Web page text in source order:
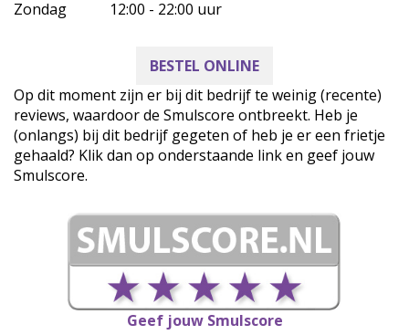
Zondag 12:00 - 22:00 uur
BESTEL ONLINE
Op dit moment zijn er bij dit bedrijf te weinig (recente)
reviews, waardoor de Smulscore ontbreekt. Heb je
(onlangs) bij dit bedrijf gegeten of heb je er een frietje
gehaald? Klik dan op onderstaande link en geef jouw
Smulscore.
Geef jouw Smulscore